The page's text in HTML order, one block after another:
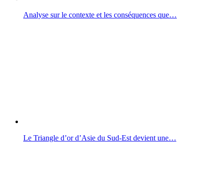
Analyse sur le contexte et les conséquences que…
Le Triangle d’or d’Asie du Sud-Est devient une…